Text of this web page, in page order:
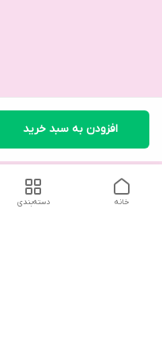
افزودن به سبد خرید
دسته‌بندی خانه